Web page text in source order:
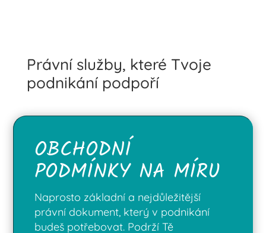
Právní služby, které Tvoje
podnikání podpoří
OBCHODNÍ
PODMÍNKY NA MÍRU
Naprosto základní a nejdůležitější
právní dokument, který v podnikání
budeš potřebovat. Podrží Tě